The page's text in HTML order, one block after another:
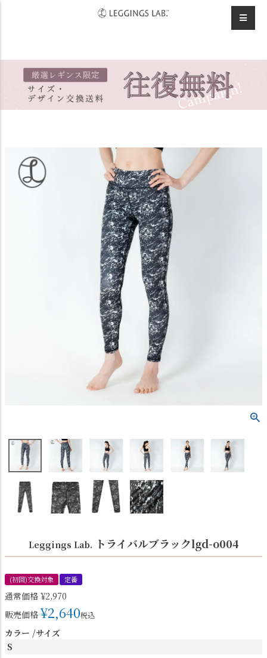
Leggings Lab. トライバルブラックlgd-o004
(初回)交換対象 定番
通常価格 ¥2,970
販売価格 ¥2,640税込
カラー サイズ
S